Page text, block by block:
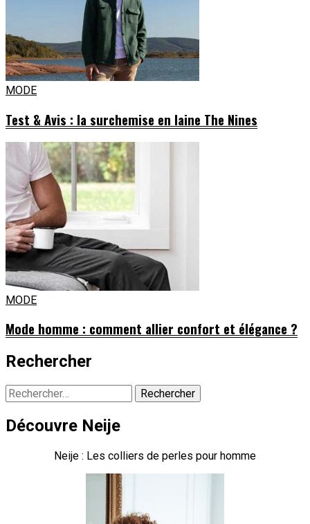
MODE
Test & Avis : la surchemise en laine The Nines
MODE
Mode homme : comment allier confort et élégance ?
Rechercher
Rechercher :
Découvre Neije
Neije : Les colliers de perles pour homme